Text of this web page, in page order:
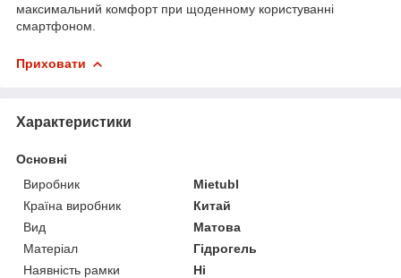
максимальний комфорт при щоденному користуванні
смартфоном.
Приховати
Характеристики
Основні
Виробник
Mietubl
Країна виробник
Китай
Вид
Матова
Матеріал
Гідрогель
Наявність рамки
Ні